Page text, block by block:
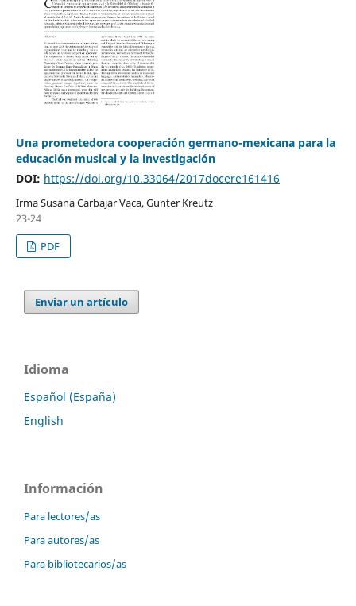
Una prometedora cooperación germano-mexicana para la
educación musical y la investigación
DOI: https://doi.org/10.33064/2017docere161416
Irma Susana Carbajar Vaca, Gunter Kreutz
23-24
PDF
Enviar un artículo
Idioma
Español (España)
English
Información
Para lectores/as
Para autores/as
Para bibliotecarios/as